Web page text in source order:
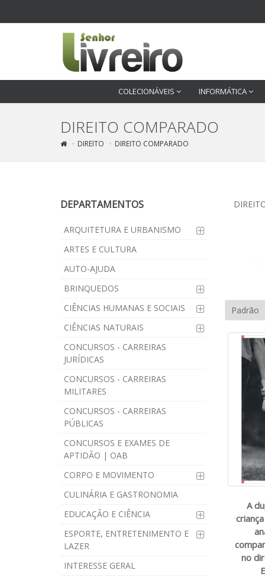
COLECIONÁVEIS INFORMÁTICA
DIREITO COMPARADO
DIREITO DIREITO COMPARADO
DEPARTAMENTOS
ARQUITETURA E URBANISMO
ARTES E CULTURA
AUTO-AJUDA
BRINQUEDOS
CIÊNCIAS HUMANAS E SOCIAIS
CIÊNCIAS NATURAIS
CONCURSOS - CARREIRAS
JURÍDICAS
CONCURSOS - CARREIRAS
MILITARES
CONCURSOS - CARREIRAS
PÚBLICAS
CONCURSOS E EXAMES DE
APTIDÃO | OAB
CORPO E MOVIMENTO
CULINÁRIA E GASTRONOMIA
EDUCAÇÃO E CIÊNCIA
ESPORTE, ENTRETENIMENTO E
LAZER
INTERESSE GERAL
A
no